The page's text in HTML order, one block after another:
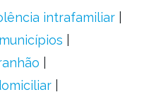
intrafamiliar